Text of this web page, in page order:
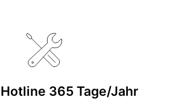
365 Tage/Jahr